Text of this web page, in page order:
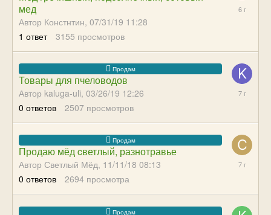
мед
Автор Констнтин, 07/31/19 11:28
1 ответ 3155 просмотров
09/12/19
Товары для пчеловодов
Автор kaluga-uli, 03/26/19 12:26
0 ответов 2507 просмотров
03/26/19
Продаю мёд cветлый, разнотравье
Автор Светлый Мёд, 11/11/18 08:13
0 ответов 2694 просмотра
11/11/18